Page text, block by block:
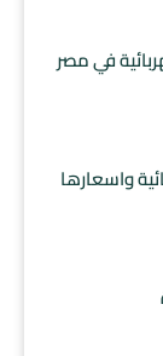
في مصر
واسعارها